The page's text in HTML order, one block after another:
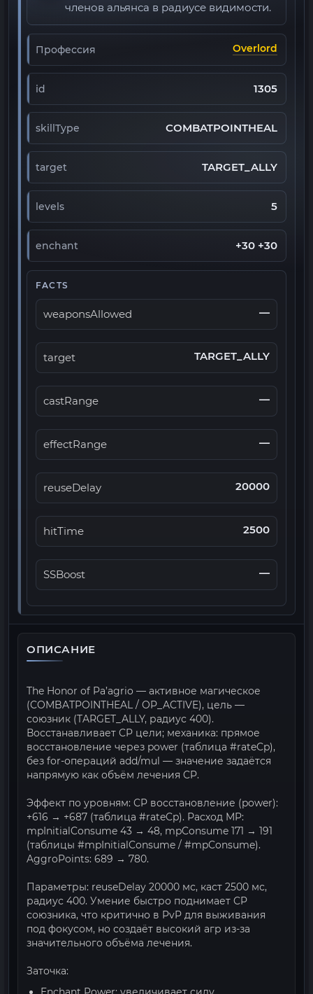
членов альянса в радиусе видимости.
Профессия Overlord
id 1305
skillType COMBATPOINTHEAL
target TARGET_ALLY
levels 5
enchant +30 +30
FACTS
weaponsAllowed —
target TARGET_ALLY
castRange —
effectRange —
reuseDelay 20000
hitTime 2500
SSBoost —
ОПИСАНИЕ
The Honor of Pa’agrio — активное магическое
(COMBATPOINTHEAL / OP_ACTIVE), цель —
союзник (TARGET_ALLY, радиус 400).
Восстанавливает CP цели; механика: прямое
восстановление через power (таблица #rateCp),
без for-операций add/mul — значение задаётся
напрямую как объём лечения CP.
Эффект по уровням: CP восстановление (power):
+616 → +687 (таблица #rateCp). Расход MP:
mpInitialConsume 43 → 48, mpConsume 171 → 191
(таблицы #mpInitialConsume / #mpConsume).
AggroPoints: 689 → 780.
Параметры: reuseDelay 20000 мс, каст 2500 мс,
радиус 400. Умение быстро поднимает CP
союзника, что критично в PvP для выживания
под фокусом, но создаёт высокий агр из-за
значительного объёма лечения.
Заточка: